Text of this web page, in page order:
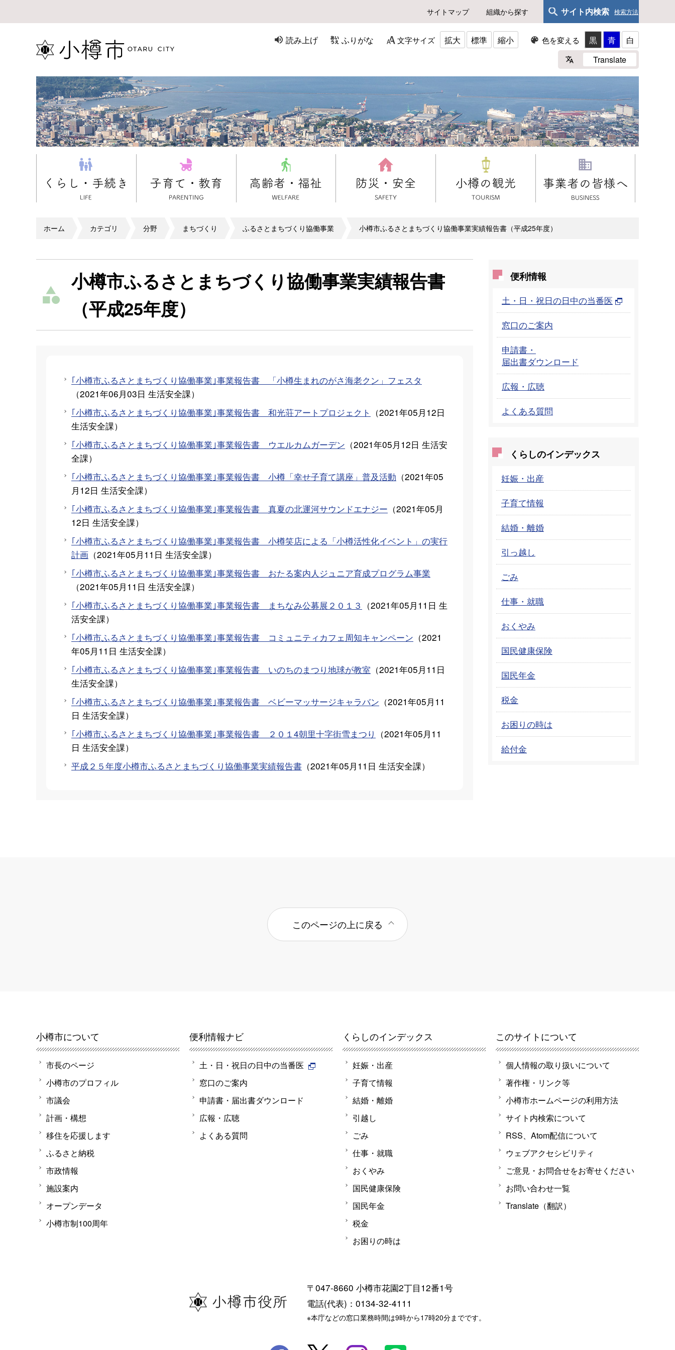
サイトマップ 組織から探す サイト内検索 検索方法
読み上げ ふりがな 文字サイズ 拡大 標準 縮小 色を変える 黒 青
白
Translate
ホーム カテゴリ 分野 まちづくり ふるさとまちづくり協働事業 小樽市ふるさとまちづくり協働事業実績報告書（平成25年度）
小樽市ふるさとまちづくり協働事業実績報告書
（平成25年度）
｢小樽市ふるさとまちづくり協働事業｣事業報告書 「小樽生まれのがさ海老クン」フェスタ
（2021年06月03日 生活安全課）
｢小樽市ふるさとまちづくり協働事業｣事業報告書 和光荘アートプロジェクト （2021年05月12日
生活安全課）
｢小樽市ふるさとまちづくり協働事業｣事業報告書 ウエルカムガーデン （2021年05月12日 生活安
全課）
｢小樽市ふるさとまちづくり協働事業｣事業報告書 小樽「幸せ子育て講座」普及活動 （2021年05
月12日 生活安全課）
｢小樽市ふるさとまちづくり協働事業｣事業報告書 真夏の北運河サウンドエナジー （2021年05月
12日 生活安全課）
｢小樽市ふるさとまちづくり協働事業｣事業報告書 小樽笑店による「小樽活性化イベント」の実行
計画 （2021年05月11日 生活安全課）
｢小樽市ふるさとまちづくり協働事業｣事業報告書 おたる案内人ジュニア育成プログラム事業
（2021年05月11日 生活安全課）
｢小樽市ふるさとまちづくり協働事業｣事業報告書 まちなみ公募展２０１３ （2021年05月11日 生
活安全課）
｢小樽市ふるさとまちづくり協働事業｣事業報告書 コミュニティカフェ周知キャンペーン （2021
年05月11日 生活安全課）
｢小樽市ふるさとまちづくり協働事業｣事業報告書 いのちのまつり地球が教室 （2021年05月11日
生活安全課）
｢小樽市ふるさとまちづくり協働事業｣事業報告書 ベビーマッサージキャラバン （2021年05月11
日 生活安全課）
｢小樽市ふるさとまちづくり協働事業｣事業報告書 ２０１4朝里十字街雪まつり （2021年05月11
日 生活安全課）
平成２５年度小樽市ふるさとまちづくり協働事業実績報告書 （2021年05月11日 生活安全課）
便利情報
土・日・祝日の日中の当番医
窓口のご案内
申請書・
届出書ダウンロード
広報・広聴
よくある質問
くらしのインデックス
妊娠・出産
子育て情報
結婚・離婚
引っ越し
ごみ
仕事・就職
おくやみ
国民健康保険
国民年金
税金
お困りの時は
給付金
このページの上に戻る
小樽市について
市長のページ
小樽市のプロフィル
市議会
計画・構想
移住を応援します
ふるさと納税
市政情報
施設案内
オープンデータ
小樽市制100周年
便利情報ナビ
土・日・祝日の日中の当番医
窓口のご案内
申請書・届出書ダウンロード
広報・広聴
よくある質問
くらしのインデックス
妊娠・出産
子育て情報
結婚・離婚
引越し
ごみ
仕事・就職
おくやみ
国民健康保険
国民年金
税金
お困りの時は
このサイトについて
個人情報の取り扱いについて
著作権・リンク等
小樽市ホームページの利用方法
サイト内検索について
RSS、Atom配信について
ウェブアクセシビリティ
ご意見・お問合せをお寄せください
お問い合わせ一覧
Translate（翻訳）
〒047-8660 小樽市花園2丁目12番1号
電話(代表)：0134-32-4111
※本庁などの窓口業務時間は9時から17時20分までです。